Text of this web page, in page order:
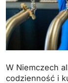
W Niemczech
codzienność i